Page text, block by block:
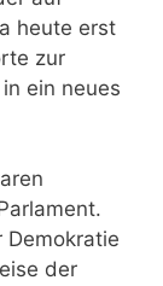
heute erst
zur
ein neues
der